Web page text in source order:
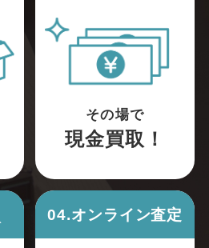
その場で
現金買取！
04.オンライン査定